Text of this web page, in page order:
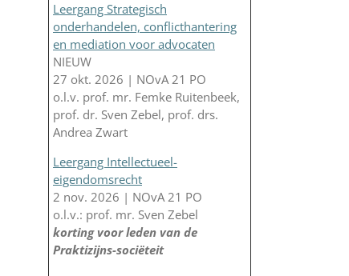
Leergang Strategisch
onderhandelen, conflicthantering
en mediation voor advocaten
NIEUW
27 okt. 2026 | NOvA 21 PO
o.l.v. prof. mr. Femke Ruitenbeek,
prof. dr. Sven Zebel, prof. drs.
Andrea Zwart
Leergang Intellectueel-
eigendomsrecht
2 nov. 2026 | NOvA 21 PO
o.l.v.: prof. mr. Sven Zebel
korting voor leden van de
Praktizijns-sociëteit